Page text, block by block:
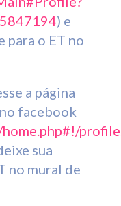
) e
para o ET no
a página
facebook
sua
no mural de